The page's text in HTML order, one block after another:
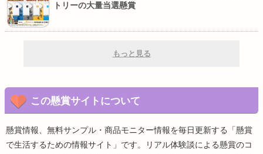
トリーの大量当選懸賞
もっと見る
この懸賞サイトについて
懸賞情報、無料サンプル・商品モニター情報を毎日更新する「懸賞
で生活するための情報サイト」です。リアル体験談による懸賞のコ